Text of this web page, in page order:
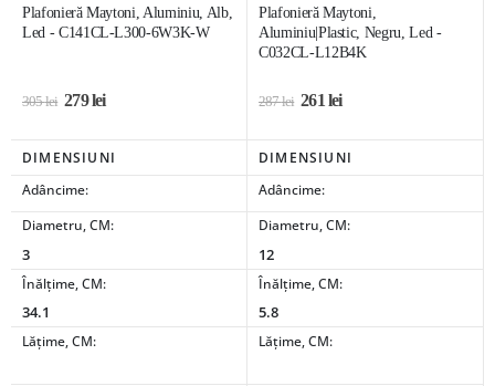
Plafonieră Maytoni, Aluminiu, Alb,
Led - C141CL-L300-6W3K-W
305lei 279lei
Plafonieră Maytoni,
Aluminiu|Plastic, Negru, Led -
C032CL-L12B4K
287lei 261lei
DIMENSIUNI
DIMENSIUNI
Adâncime:
Adâncime:
Diametru, CM:
3
Diametru, CM:
12
Înălțime, CM:
34.1
Înălțime, CM:
5.8
Lățime, CM: Lățime, CM: